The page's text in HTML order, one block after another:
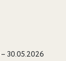
– 30.05.2026